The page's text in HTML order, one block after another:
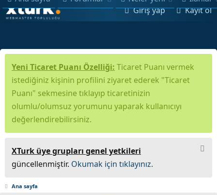
Giriş yap Kayıt ol
Yeni Ticaret Puanı Özelliği: Ticaret Puanı vermek
istediğiniz kişinin profilini ziyaret ederek "Ticaret
Puanı" sekmesine tıklayıp ticaretinizin
olumlu/olumsuz yorumunu yaparak kullanıcıyı
değerlendirebilirsiniz.
XTurk üye grupları genel yetkileri
güncellenmiştir. Okumak için tıklayınız.
Ana sayfa